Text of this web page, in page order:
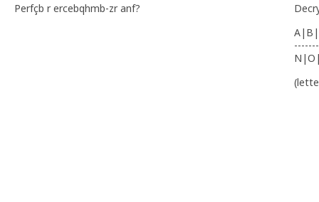
Perfçb r ercebqhmb-zr anf?